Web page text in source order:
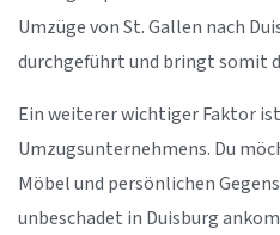
Umzüge von St. Gallen nach
durchgeführt und bringt somit
Ein weiterer wichtiger Faktor
Umzugsunternehmens. Du
Möbel und persönlichen
unbeschadet in Duisburg